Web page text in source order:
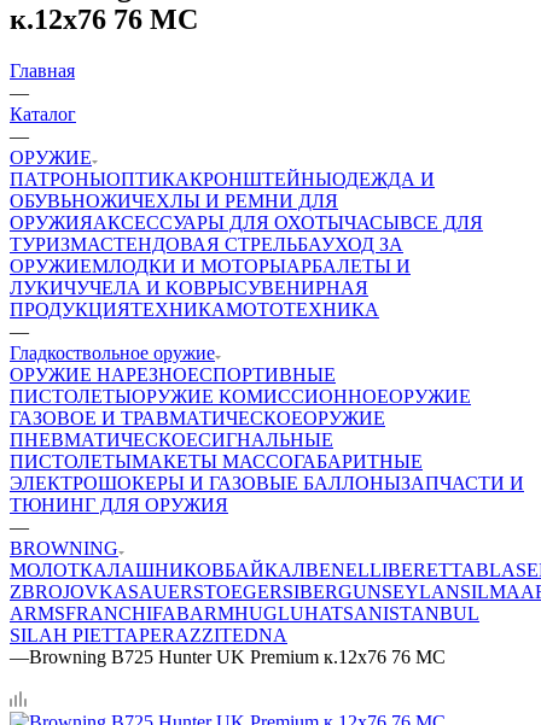
к.12х76 76 MC
Главная
—
Каталог
—
ОРУЖИЕ
ПАТРОНЫОПТИКАКРОНШТЕЙНЫОДЕЖДА И
ОБУВЬНОЖИЧЕХЛЫ И РЕМНИ ДЛЯ
ОРУЖИЯАКСЕССУАРЫ ДЛЯ ОХОТЫЧАСЫВСЕ ДЛЯ
ТУРИЗМАСТЕНДОВАЯ СТРЕЛЬБАУХОД ЗА
ОРУЖИЕМЛОДКИ И МОТОРЫАРБАЛЕТЫ И
ЛУКИЧУЧЕЛА И КОВРЫСУВЕНИРНАЯ
ПРОДУКЦИЯТЕХНИКАМОТОТЕХНИКА
—
Гладкоствольное оружие
ОРУЖИЕ НАРЕЗНОЕСПОРТИВНЫЕ
ПИСТОЛЕТЫОРУЖИЕ КОМИССИОННОЕОРУЖИЕ
ГАЗОВОЕ И ТРАВМАТИЧЕСКОЕОРУЖИЕ
ПНЕВМАТИЧЕСКОЕСИГНАЛЬНЫЕ
ПИСТОЛЕТЫМАКЕТЫ МАССОГАБАРИТНЫЕ
ЭЛЕКТРОШОКЕРЫ И ГАЗОВЫЕ БАЛЛОНЫЗАПЧАСТИ И
ТЮНИНГ ДЛЯ ОРУЖИЯ
—
BROWNING
МОЛОТКАЛАШНИКОВБАЙКАЛBENELLIBERETTA
ZBROJOVKASAUERSTOEGERSIBERGUNSEYLANSILMA
ARMSFRANCHIFABARMHUGLUHATSANISTANBUL
SILAH PIETTAPERAZZITEDNA
—Browning B725 Hunter UK Premium к.12х76 76 MC